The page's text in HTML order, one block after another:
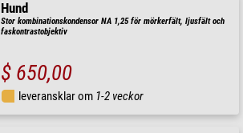
Hund
Stor kombinationskondensor NA 1,25 för mörkerfält, ljusfält och
faskontrastobjektiv
$ 650,00
leveransklar om 1-2 veckor